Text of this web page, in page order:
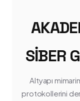
SIBER
Altyapı
protokollerini